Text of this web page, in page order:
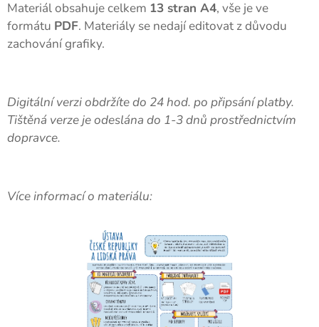
Materiál obsahuje celkem 13 stran A4, vše je ve
formátu PDF. Materiály se nedají editovat z důvodu
zachování grafiky.
Digitální verzi obdržíte do 24 hod. po připsání platby.
Tištěná verze je odeslána do 1-3 dnů prostřednictvím
dopravce.
Více informací o materiálu: